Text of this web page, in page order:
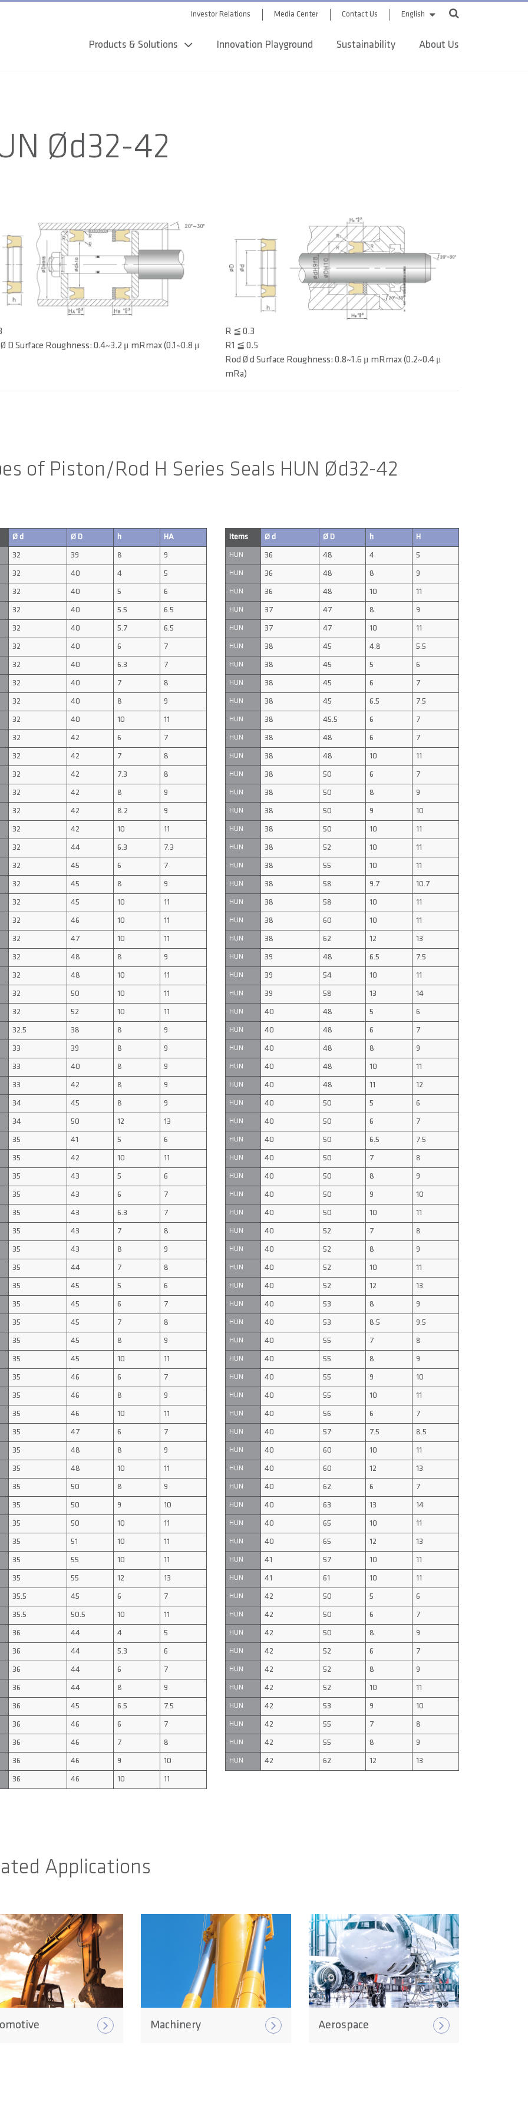
Investor Relations Media Center Contact Us English
Products & Solutions Innovation Playground Sustainability About Us
Ød32-42
D Surface Roughness: 0.4~3.2 μ mRmax (0.1~0.8 μ
R ≦ 0.3
R1 ≦ 0.5
Rod Ø d Surface Roughness: 0.8~1.6 μ mRmax (0.2~0.4 μ
mRa)
of Piston/Rod H Series Seals HUN Ød32-42
Ø d Ø D h HA
32 39 8 9
32 40 4 5
32 40 5 6
32 40 5.5 6.5
32 40 5.7 6.5
32 40 6 7
32 40 6.3 7
32 40 7 8
32 40 8 9
32 40 10 11
32 42 6 7
32 42 7 8
32 42 7.3 8
32 42 8 9
32 42 8.2 9
32 42 10 11
32 44 6.3 7.3
32 45 6 7
32 45 8 9
32 45 10 11
32 46 10 11
32 47 10 11
32 48 8 9
32 48 10 11
32 50 10 11
32 52 10 11
32.5 38 8 9
33 39 8 9
33 40 8 9
33 42 8 9
34 45 8 9
34 50 12 13
35 41 5 6
35 42 10 11
35 43 5 6
35 43 6 7
35 43 6.3 7
35 43 7 8
35 43 8 9
35 44 7 8
35 45 5 6
35 45 6 7
35 45 7 8
35 45 8 9
35 45 10 11
35 46 6 7
35 46 8 9
35 46 10 11
35 47 6 7
35 48 8 9
35 48 10 11
35 50 8 9
35 50 9 10
35 50 10 11
35 51 10 11
35 55 10 11
35 55 12 13
35.5 45 6 7
35.5 50.5 10 11
36 44 4 5
36 44 5.3 6
36 44 6 7
36 44 8 9
36 45 6.5 7.5
36 46 6 7
36 46 7 8
36 46 9 10
36 46 10 11
Items Ø d Ø D h H
HUN 36 48 4 5
HUN 36 48 8 9
HUN 36 48 10 11
HUN 37 47 8 9
HUN 37 47 10 11
HUN 38 45 4.8 5.5
HUN 38 45 5 6
HUN 38 45 6 7
HUN 38 45 6.5 7.5
HUN 38 45.5 6 7
HUN 38 48 6 7
HUN 38 48 10 11
HUN 38 50 6 7
HUN 38 50 8 9
HUN 38 50 9 10
HUN 38 50 10 11
HUN 38 52 10 11
HUN 38 55 10 11
HUN 38 58 9.7 10.7
HUN 38 58 10 11
HUN 38 60 10 11
HUN 38 62 12 13
HUN 39 48 6.5 7.5
HUN 39 54 10 11
HUN 39 58 13 14
HUN 40 48 5 6
HUN 40 48 6 7
HUN 40 48 8 9
HUN 40 48 10 11
HUN 40 48 11 12
HUN 40 50 5 6
HUN 40 50 6 7
HUN 40 50 6.5 7.5
HUN 40 50 7 8
HUN 40 50 8 9
HUN 40 50 9 10
HUN 40 50 10 11
HUN 40 52 7 8
HUN 40 52 8 9
HUN 40 52 10 11
HUN 40 52 12 13
HUN 40 53 8 9
HUN 40 53 8.5 9.5
HUN 40 55 7 8
HUN 40 55 8 9
HUN 40 55 9 10
HUN 40 55 10 11
HUN 40 56 6 7
HUN 40 57 7.5 8.5
HUN 40 60 10 11
HUN 40 60 12 13
HUN 40 62 6 7
HUN 40 63 13 14
HUN 40 65 10 11
HUN 40 65 12 13
HUN 41 57 10 11
HUN 41 61 10 11
HUN 42 50 5 6
HUN 42 50 6 7
HUN 42 50 8 9
HUN 42 52 6 7
HUN 42 52 8 9
HUN 42 52 10 11
HUN 42 53 9 10
HUN 42 55 7 8
HUN 42 55 8 9
HUN 42 62 12 13
Applications
Machinery Aerospace